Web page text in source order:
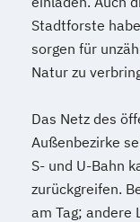
Stadtforste
sorgen für
Natur zu
Das Netz des
Außenbezirke
S- und U-Bahn
zurückgreifen.
am Tag; andere